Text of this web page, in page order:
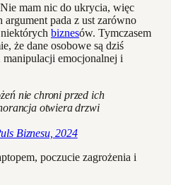
mam nic do ukrycia, więc
argument pada z ust zarówno
biznesów. Tymczasem
że dane osobowe są dziś
emocjonalnej i
nie chroni przed ich
otwiera drzwi
Biznesu, 2024